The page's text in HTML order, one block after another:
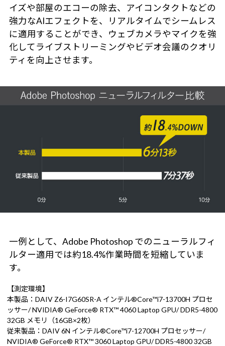
イズや部屋のエコーの除去、アイコンタクトなどの
強力なAIエフェクトを、リアルタイムでシームレス
に適用することができ、ウェブカメラやマイクを強
化してライブストリーミングやビデオ会議のクオリ
ティを向上させます。
一例として、Adobe Photoshop でのニューラルフィ
ルター適用では約18.4%作業時間を短縮していま
す。
【測定環境】
本製品：DAIV Z6-I7G60SR-A インテル®Core™i7-13700H プロセ
ッサー/ NVIDIA® GeForce® RTX™ 4060 Laptop GPU/ DDR5-4800
32GB メモリ（16GB×2枚）
従来製品：DAIV 6N インテル®Core™i7-12700H プロセッサー/
NVIDIA® GeForce® RTX™ 3060 Laptop GPU/ DDR5-4800 32GB